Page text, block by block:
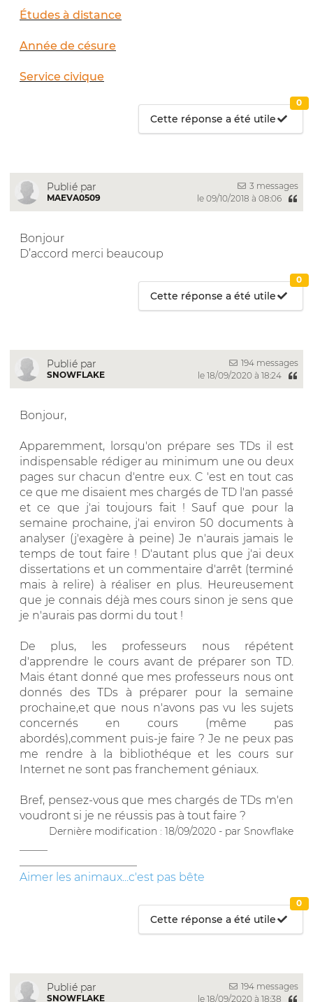
Études à distance
Année de césure
Service civique
Cette réponse a été utile
0
Publié par
MAEVA0509
3 messages
le 09/10/2018 à 08:06
Bonjour
D’accord merci beaucoup
Cette réponse a été utile
0
Publié par
SNOWFLAKE
194 messages
le 18/09/2020 à 18:24
Bonjour,
Apparemment, lorsqu'on prépare ses TDs il est
indispensable rédiger au minimum une ou deux
pages sur chacun d'entre eux. C 'est en tout cas
ce que me disaient mes chargés de TD l'an passé
et ce que j'ai toujours fait ! Sauf que pour la
semaine prochaine, j'ai environ 50 documents à
analyser (j'exagère à peine) Je n'aurais jamais le
temps de tout faire ! D'autant plus que j'ai deux
dissertations et un commentaire d'arrêt (terminé
mais à relire) à réaliser en plus. Heureusement
que je connais déjà mes cours sinon je sens que
je n'aurais pas dormi du tout !
De plus, les professeurs nous répétent
d'apprendre le cours avant de préparer son TD.
Mais étant donné que mes professeurs nous ont
donnés des TDs à préparer pour la semaine
prochaine,et que nous n'avons pas vu les sujets
concernés en cours (même pas
abordés),comment puis-je faire ? Je ne peux pas
me rendre à la bibliothéque et les cours sur
Internet ne sont pas franchement géniaux.
Bref, pensez-vous que mes chargés de TDs m'en
voudront si je ne réussis pas à tout faire ?
Dernière modification : 18/09/2020 - par Snowflake
Aimer les animaux...c'est pas bête
Cette réponse a été utile
0
Publié par
SNOWFLAKE
194 messages
le 18/09/2020 à 18:38